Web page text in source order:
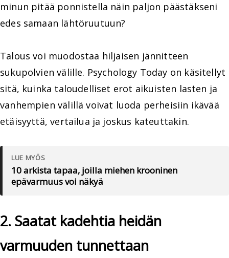
minun pitää ponnistella näin paljon päästäkseni
edes samaan lähtöruutuun?
Talous voi muodostaa hiljaisen jännitteen
sukupolvien välille. Psychology Today on käsitellyt
sitä, kuinka taloudelliset erot aikuisten lasten ja
vanhempien välillä voivat luoda perheisiin ikävää
etäisyyttä, vertailua ja joskus kateuttakin.
LUE MYÖS
10 arkista tapaa, joilla miehen krooninen
epävarmuus voi näkyä
2. Saatat kadehtia heidän
varmuuden tunnettaan